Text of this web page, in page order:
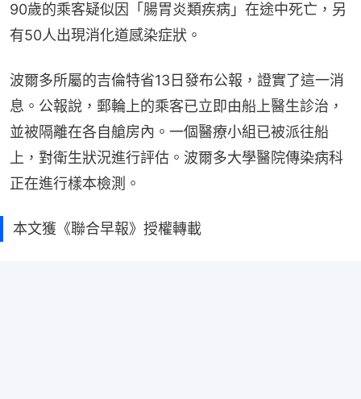
90歲的乘客疑似因「腸胃炎類疾病」在途中死亡，另
有50人出現消化道感染症狀。
波爾多所屬的吉倫特省13日發布公報，證實了這一消
息。公報說，郵輪上的乘客已立即由船上醫生診治，
並被隔離在各自艙房內。一個醫療小組已被派往船
上，對衛生狀況進行評估。波爾多大學醫院傳染病科
正在進行樣本檢測。
本文獲《聯合早報》授權轉載